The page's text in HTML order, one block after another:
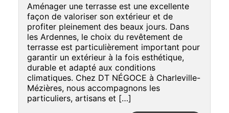
Aménager une terrasse est une excellente
façon de valoriser son extérieur et de
profiter pleinement des beaux jours. Dans
les Ardennes, le choix du revêtement de
terrasse est particulièrement important pour
garantir un extérieur à la fois esthétique,
durable et adapté aux conditions
climatiques. Chez DT NÉGOCE à Charleville-
Mézières, nous accompagnons les
particuliers, artisans et […]